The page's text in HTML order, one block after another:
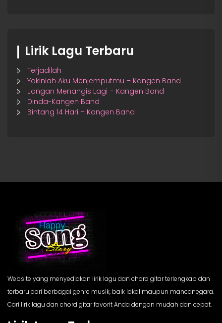
Lirik Lagu Terbaru
Terjadilah
Yakinlah Aku Menjemputmu – Kangen Band
Jangan Menangis Lagi – Kangen Band
Dinda-Kangen Band
Bintang 14 Hari – Kangen Band
Website yang menyediakan lirik lagu dan chord gitar terlengkap dan
terbaru dari berbagai genre musik, baik lokal maupun mancanegara.
Cari lirik lagu dan chord gitar favorit Anda dengan mudah dan cepat.